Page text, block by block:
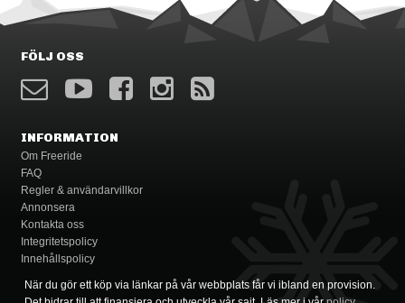
FÖLJ OSS
INFORMATION
Om Freeride
FAQ
Regler & användarvillkor
Annonsera
Kontakta oss
Integritetspolicy
Innehållspolicy
När du gör ett köp via länkar på vår webbplats får vi ibland en provision.